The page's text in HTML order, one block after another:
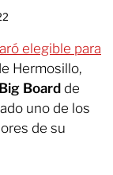
elegible para
Hermosillo,
Big Board de
uno de los
de su